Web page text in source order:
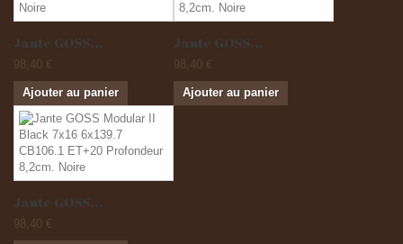
Jante GOSS...
98,40 €
Ajouter au panier
Jante GOSS...
98,40 €
Ajouter au panier
Jante GOSS...
98,40 €